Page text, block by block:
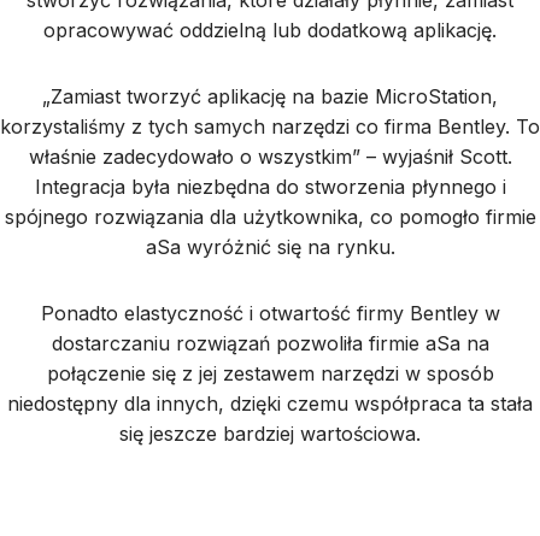
opracowywać oddzielną lub dodatkową aplikację.
„Zamiast tworzyć aplikację na bazie MicroStation,
korzystaliśmy z tych samych narzędzi co firma Bentley. To
właśnie zadecydowało o wszystkim” – wyjaśnił Scott.
Integracja była niezbędna do stworzenia płynnego i
spójnego rozwiązania dla użytkownika, co pomogło firmie
aSa wyróżnić się na rynku.
Ponadto elastyczność i otwartość firmy Bentley w
dostarczaniu rozwiązań pozwoliła firmie aSa na
połączenie się z jej zestawem narzędzi w sposób
niedostępny dla innych, dzięki czemu współpraca ta stała
się jeszcze bardziej wartościowa.